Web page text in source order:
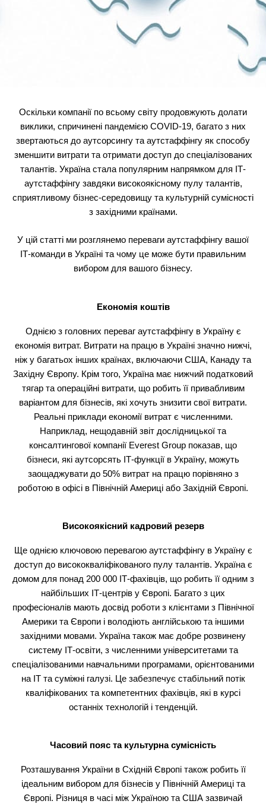
Оскільки компанії по всьому світу продовжують долати
виклики, спричинені пандемією COVID-19, багато з них
звертаються до аутсорсингу та аутстаффінгу як способу
зменшити витрати та отримати доступ до спеціалізованих
талантів. Україна стала популярним напрямком для ІТ-
аутстаффінгу завдяки високоякісному пулу талантів,
сприятливому бізнес-середовищу та культурній сумісності
з західними країнами.
У цій статті ми розглянемо переваги аутстаффінгу вашої
ІТ-команди в Україні та чому це може бути правильним
вибором для вашого бізнесу.
Економія коштів
Однією з головних переваг аутстаффінгу в Україну є
економія витрат. Витрати на працю в Україні значно нижчі,
ніж у багатьох інших країнах, включаючи США, Канаду та
Західну Європу. Крім того, Україна має нижчий податковий
тягар та операційні витрати, що робить її привабливим
варіантом для бізнесів, які хочуть знизити свої витрати.
Реальні приклади економії витрат є численними.
Наприклад, нещодавній звіт дослідницької та
консалтингової компанії Everest Group показав, що
бізнеси, які аутсорсять ІТ-функції в Україну, можуть
заощаджувати до 50% витрат на працю порівняно з
роботою в офісі в Північній Америці або Західній Європі.
Високоякісний кадровий резерв
Ще однією ключовою перевагою аутстаффінгу в Україну є
доступ до висококваліфікованого пулу талантів. Україна є
домом для понад 200 000 ІТ-фахівців, що робить її одним з
найбільших ІТ-центрів у Європі. Багато з цих
професіоналів мають досвід роботи з клієнтами з Північної
Америки та Європи і володіють англійською та іншими
західними мовами. Україна також має добре розвинену
систему ІТ-освіти, з численними університетами та
спеціалізованими навчальними програмами, орієнтованими
на ІТ та суміжні галузі. Це забезпечує стабільний потік
кваліфікованих та компетентних фахівців, які в курсі
останніх технологій і тенденцій.
Часовий пояс та культурна сумісність
Розташування України в Східній Європі також робить її
ідеальним вибором для бізнесів у Північній Америці та
Європі. Різниця в часі між Україною та США зазвичай